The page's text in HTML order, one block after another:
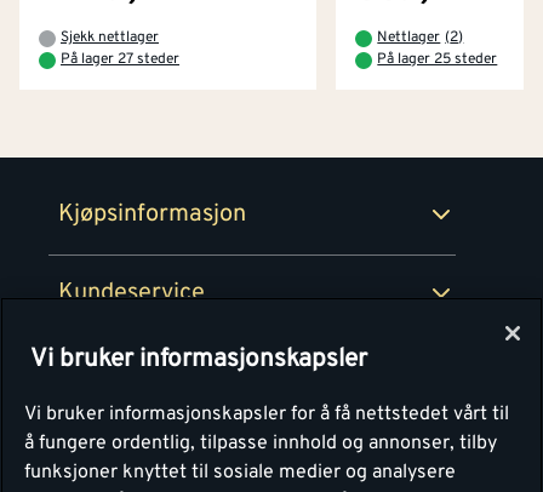
Sjekk nettlager
På lager 27 steder
Nettlager (2)
På lager 25 steder
Kjøpsinformasjon
Retur- og angrerettsskjema
Kundeservice
Montér Klubb
Montér
Prismatch
Personvern
Vi bruker informasjonskapsler
Vi bruker informasjonskapsler for å få nettstedet vårt til
å fungere ordentlig, tilpasse innhold og annonser, tilby
funksjoner knyttet til sosiale medier og analysere